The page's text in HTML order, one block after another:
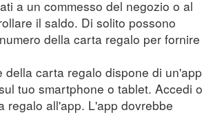
a un commesso del negozio o al
il saldo. Di solito possono
della carta regalo per
carta regalo dispone di
tuo smartphone o tablet. Accedi
regalo all'app. L'app dovrebbe